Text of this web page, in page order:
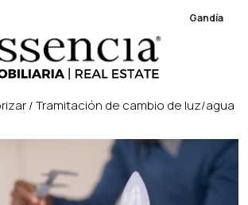
Gandía
/ Tramitación de cambio de luz/agua